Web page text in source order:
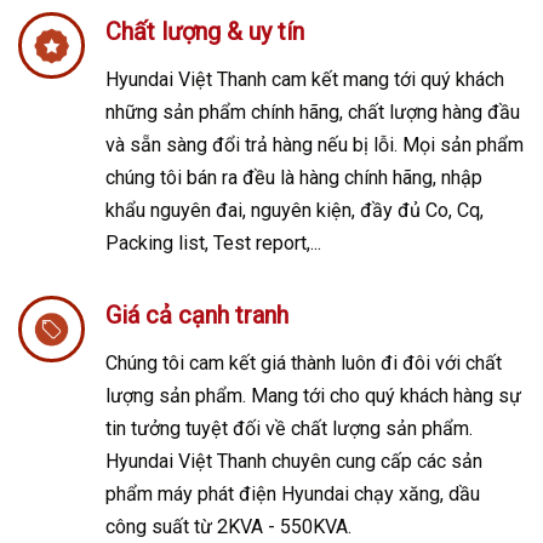
Chất lượng & uy tín
Hyundai Việt Thanh cam kết mang tới quý khách
những sản phẩm chính hãng, chất lượng hàng đầu
và sẵn sàng đổi trả hàng nếu bị lỗi. Mọi sản phẩm
chúng tôi bán ra đều là hàng chính hãng, nhập
khẩu nguyên đai, nguyên kiện, đầy đủ Co, Cq,
Packing list, Test report,...
Giá cả cạnh tranh
Chúng tôi cam kết giá thành luôn đi đôi với chất
lượng sản phẩm. Mang tới cho quý khách hàng sự
tin tưởng tuyệt đối về chất lượng sản phẩm.
Hyundai Việt Thanh chuyên cung cấp các sản
phẩm máy phát điện Hyundai chạy xăng, dầu
công suất từ 2KVA - 550KVA.